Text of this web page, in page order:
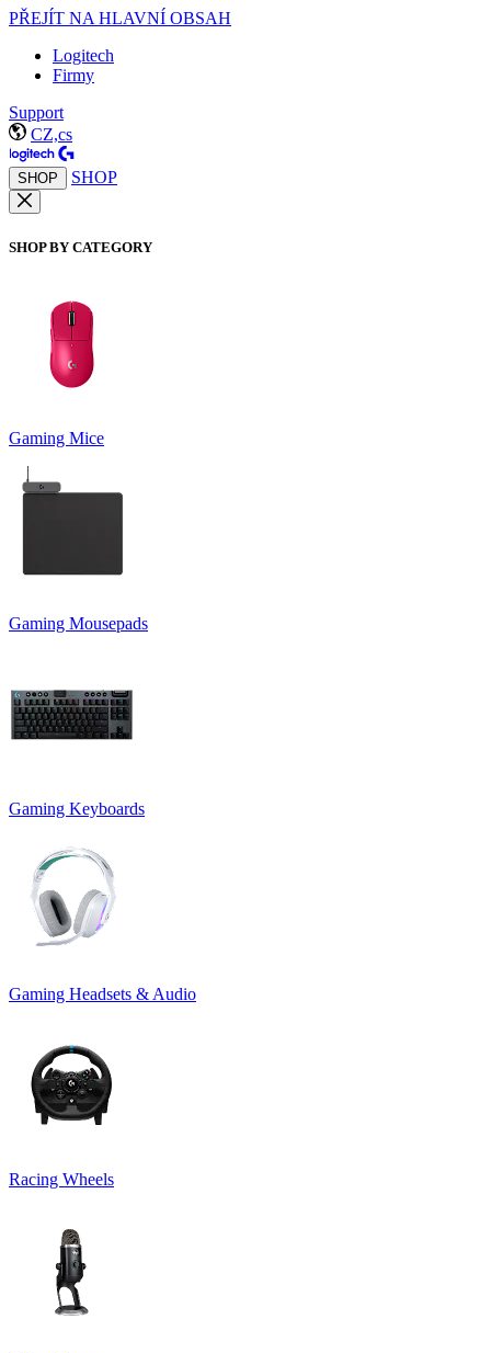
PŘEJÍT NA HLAVNÍ OBSAH
Logitech
Firmy
Support
CZ,cs
SHOP SHOP
SHOP BY CATEGORY
Gaming Mice
Gaming Mousepads
Gaming Keyboards
Gaming Headsets & Audio
Racing Wheels